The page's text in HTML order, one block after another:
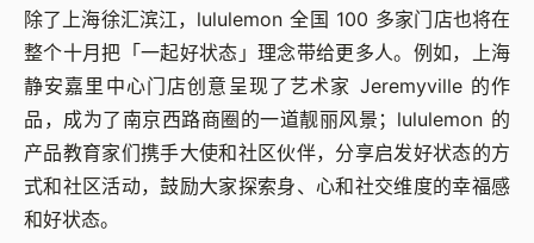
除了上海徐汇滨江，lululemon 全国 100 多家门店也将在
整个十月把「一起好状态」理念带给更多人。例如，上海
静安嘉里中心门店创意呈现了艺术家 Jeremyville 的作
品，成为了南京西路商圈的一道靓丽风景；lululemon 的
产品教育家们携手大使和社区伙伴，分享启发好状态的方
式和社区活动，鼓励大家探索身、心和社交维度的幸福感
和好状态。